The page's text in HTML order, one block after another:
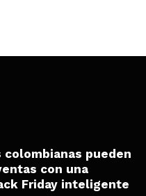
colombianas pueden
con una
Friday inteligente